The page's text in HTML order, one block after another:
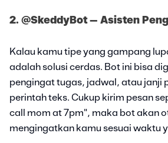
2. @SkeddyBot – Asisten
Kalau kamu tipe yang gampang
adalah solusi cerdas. Bot ini bisa
pengingat tugas, jadwal, atau janji
perintah teks. Cukup kirim pesan
call mom at 7pm", maka bot akan
mengingatkan kamu sesuai waktu